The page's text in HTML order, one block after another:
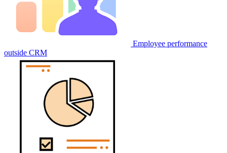
Employee performance
outside CRM